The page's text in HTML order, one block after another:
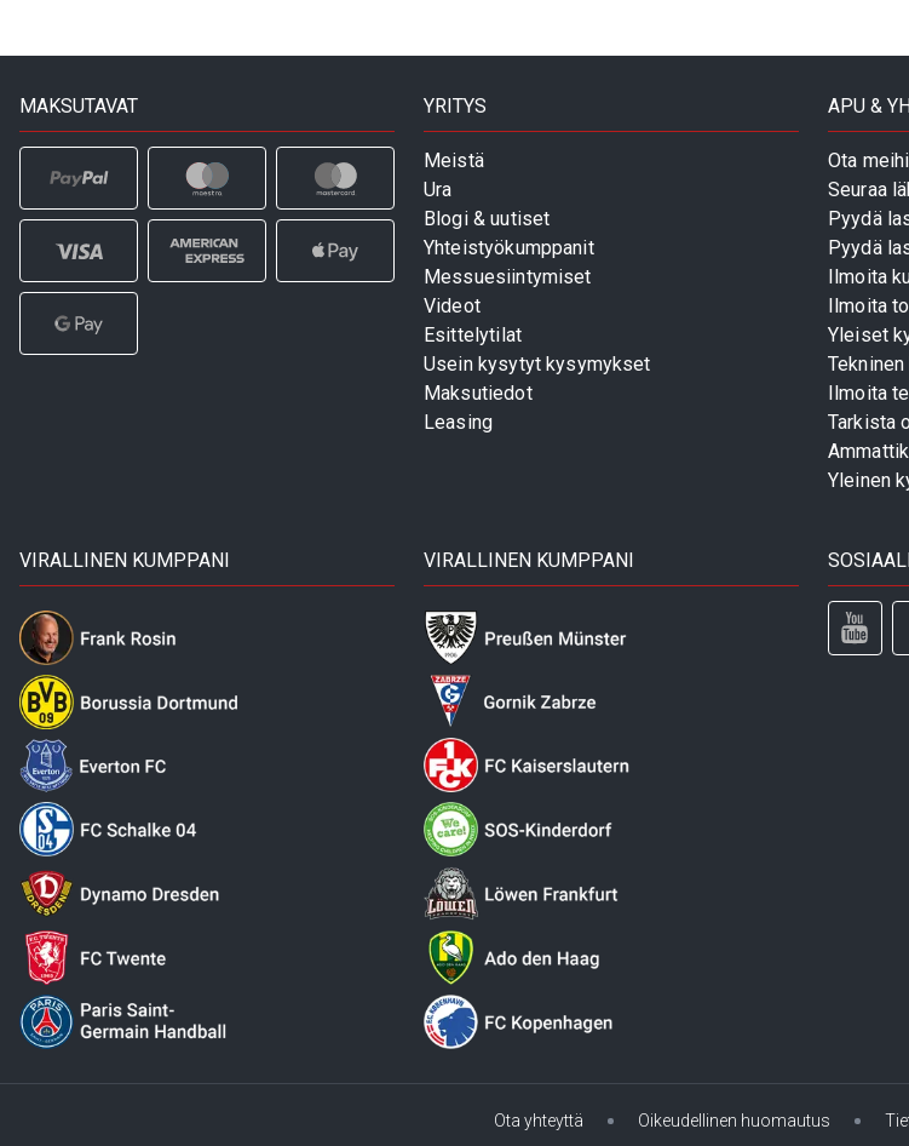
MAKSUTAVAT YRITYS
Meistä
Ura
Blogi & uutiset
Yhteistyökumppanit
Messuesiintymiset
Videot
Esittelytilat
Usein kysytyt kysymykset
Maksutiedot
Leasing
APU &
Ota
Seuraa
Pyydä
Pyydä
Ilmoita
Ilmoita
Yleiset
Ilmoita
Tarkista
Yleinen
VIRALLINEN KUMPPANI VIRALLINEN KUMPPANI
Ota yhteyttä Oikeudellinen huomautus